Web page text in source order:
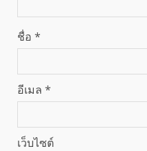
ชื่อ *
อีเมล *
เว็บไซต์